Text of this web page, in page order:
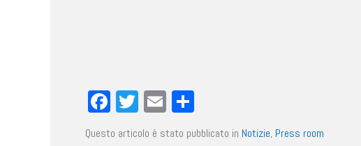
Facebook
Twitter
Email
Questo articolo è stato pubblicato in Notizie, Press room